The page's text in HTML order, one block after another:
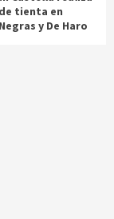
tienta en
y De Haro